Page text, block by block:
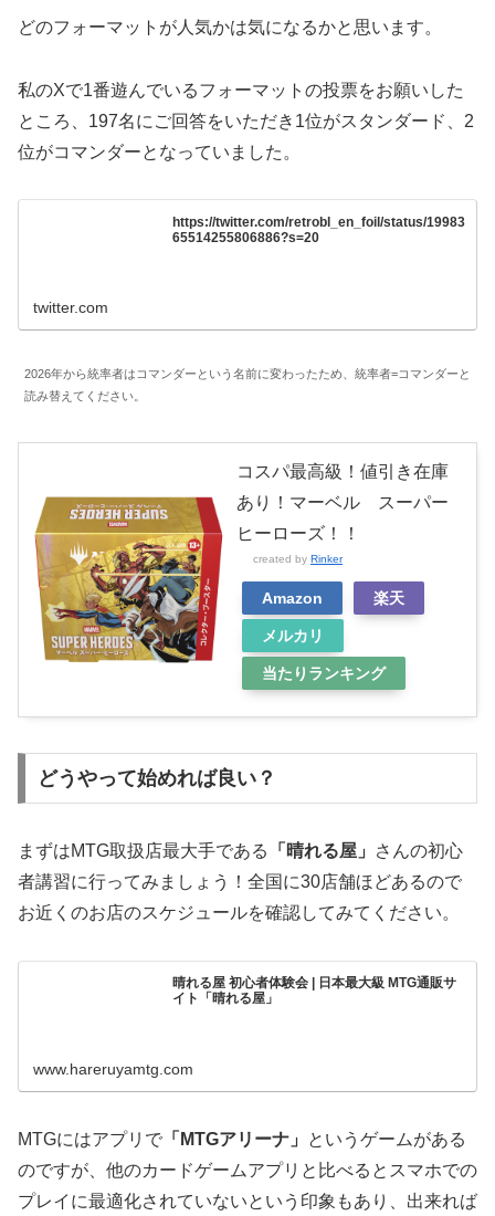
どのフォーマットが人気かは気になるかと思います。
私のXで1番遊んでいるフォーマットの投票をお願いした
ところ、197名にご回答をいただき1位がスタンダード、2
位がコマンダーとなっていました。
https://twitter.com/retrobl_en_foil/status/19983
65514255806886?s=20
twitter.com
2026年から統率者はコマンダーという名前に変わったため、統率者=コマンダーと
読み替えてください。
コスパ最高級！値引き在庫
あり！マーベル スーパー
ヒーローズ！！
created by Rinker
Amazon 楽天
メルカリ
当たりランキング
どうやって始めれば良い？
まずはMTG取扱店最大手である 「晴れる屋」
さんの初心
者講習に行ってみましょう！全国に30店舗ほどあるので
お近くのお店のスケジュールを確認してみてください。
晴れる屋 初心者体験会 | 日本最大級 MTG通販サ
イト「晴れる屋」
www.hareruyamtg.com
MTGにはアプリで 「MTGアリーナ」
というゲームがある
のですが、他のカードゲームアプリと比べるとスマホでの
プレイに最適化されていないという印象もあり、出来れば